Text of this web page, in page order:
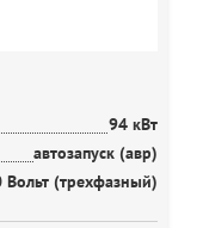
94 кВт
автозапуск (авр)
Вольт (трехфазный)